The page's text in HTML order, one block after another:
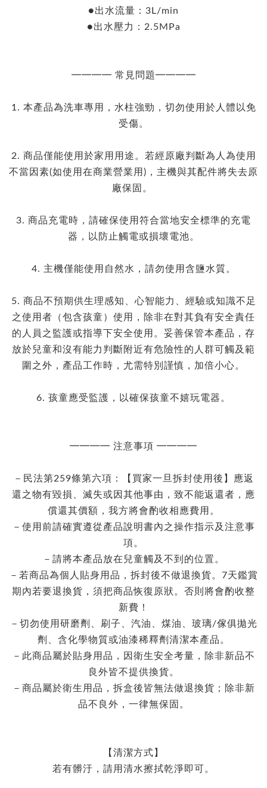
●出水流量：3L/min
●出水壓力：2.5MPa
━━━━ 常見問題━━━━
1. 本產品為洗車專用，水柱強勁，切勿使用於人體以免
受傷。
2. 商品僅能使用於家用用途。若經原廠判斷為人為使用
不當因素(如使用在商業營業用)，主機與其配件將失去原
廠保固。
3. 商品充電時，請確保使用符合當地安全標準的充電
器，以防止觸電或損壞電池。
4. 主機僅能使用自然水，請勿使用含鹽水質。
5. 商品不預期供生理感知、心智能力、經驗或知識不足
之使用者（包含孩童）使用，除非在對其負有安全責任
的人員之監護或指導下安全使用。妥善保管本產品，存
放於兒童和沒有能力判斷附近有危險性的人群可觸及範
圍之外，產品工作時，尤需特別謹慎，加倍小心。
6. 孩童應受監護，以確保孩童不嬉玩電器。
━━━━ 注意事項 ━━━━
－民法第259條第六項：【買家一旦拆封使用後】應返
還之物有毀損、滅失或因其他事由，致不能返還者，應
償還其價額，我方將會酌收相應費用。
－使用前請確實遵從產品說明書內之操作指示及注意事
項。
－請將本產品放在兒童觸及不到的位置。
－若商品為個人貼身用品，拆封後不做退換貨。7天鑑賞
期內若要退換貨，須把商品恢復原狀。否則將會酌收整
新費！
－切勿使用研磨劑、刷子、汽油、煤油、玻璃/傢俱拋光
劑、含化學物質或油漆稀釋劑清潔本產品。
－此商品屬於貼身用品，因衛生安全考量，除非新品不
良外皆不提供換貨。
－商品屬於衛生用品，拆盒後皆無法做退換貨；除非新
品不良外，一律無保固。
【清潔方式】
若有髒汙，請用清水擦拭乾淨即可。